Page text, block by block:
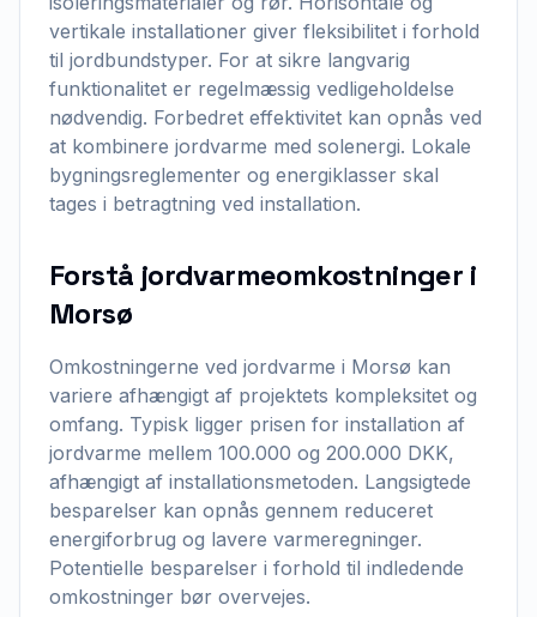
vertikale installationer giver fleksibilitet i forhold
til jordbundstyper. For at sikre langvarig
funktionalitet er regelmæssig vedligeholdelse
nødvendig. Forbedret effektivitet kan opnås ved
at kombinere jordvarme med solenergi. Lokale
bygningsreglementer og energiklasser skal
tages i betragtning ved installation.
Forstå jordvarmeomkostninger i
Morsø
Omkostningerne ved jordvarme i Morsø kan
variere afhængigt af projektets kompleksitet og
omfang. Typisk ligger prisen for installation af
jordvarme mellem 100.000 og 200.000 DKK,
afhængigt af installationsmetoden. Langsigtede
besparelser kan opnås gennem reduceret
energiforbrug og lavere varmeregninger.
Potentielle besparelser i forhold til indledende
omkostninger bør overvejes.